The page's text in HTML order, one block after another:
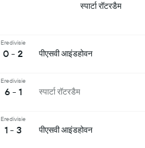
स्पार्टा रॉटरडैम
Eredivisie
0 - 2 पीएसवी आइंडहोवन
Eredivisie
6 - 1 स्पार्टा रॉटरडैम
Eredivisie
1 - 3 पीएसवी आइंडहोवन